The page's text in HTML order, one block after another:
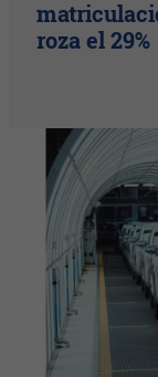
roza el 29%